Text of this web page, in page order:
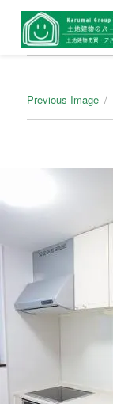
Previous Image